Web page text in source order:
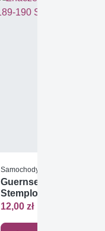
Samochody
Guernsey 1979 Mi 189-
Stemplowane
12,00 zł